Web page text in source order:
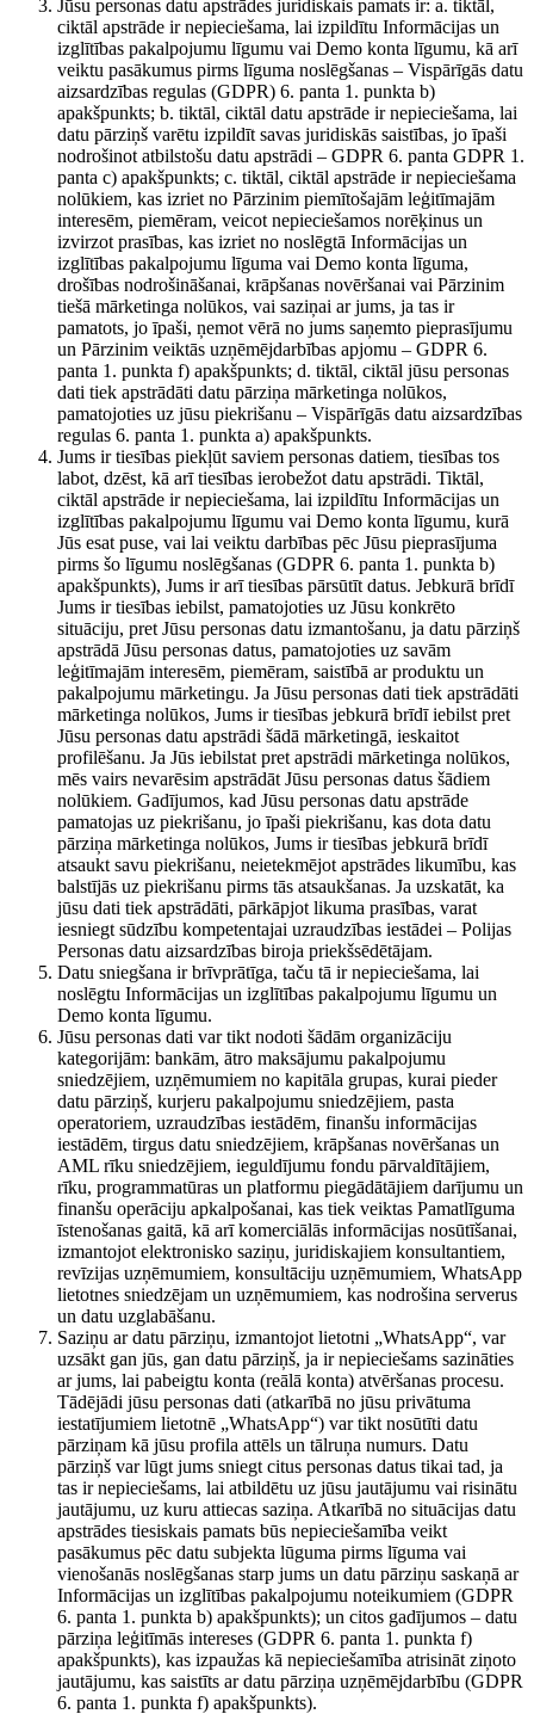
Jūsu personas datu apstrādes juridiskais pamats ir: a. tiktāl,
ciktāl apstrāde ir nepieciešama, lai izpildītu Informācijas un
izglītības pakalpojumu līgumu vai Demo konta līgumu, kā arī
veiktu pasākumus pirms līguma noslēgšanas – Vispārīgās datu
aizsardzības regulas (GDPR) 6. panta 1. punkta b)
apakšpunkts; b. tiktāl, ciktāl datu apstrāde ir nepieciešama, lai
datu pārziņš varētu izpildīt savas juridiskās saistības, jo īpaši
nodrošinot atbilstošu datu apstrādi – GDPR 6. panta GDPR 1.
panta c) apakšpunkts; c. tiktāl, ciktāl apstrāde ir nepieciešama
nolūkiem, kas izriet no Pārzinim piemītošajām leģitīmajām
interesēm, piemēram, veicot nepieciešamos norēķinus un
izvirzot prasības, kas izriet no noslēgtā Informācijas un
izglītības pakalpojumu līguma vai Demo konta līguma,
drošības nodrošināšanai, krāpšanas novēršanai vai Pārzinim
tiešā mārketinga nolūkos, vai saziņai ar jums, ja tas ir
pamatots, jo īpaši, ņemot vērā no jums saņemto pieprasījumu
un Pārzinim veiktās uzņēmējdarbības apjomu – GDPR 6.
panta 1. punkta f) apakšpunkts; d. tiktāl, ciktāl jūsu personas
dati tiek apstrādāti datu pārziņa mārketinga nolūkos,
pamatojoties uz jūsu piekrišanu – Vispārīgās datu aizsardzības
regulas 6. panta 1. punkta a) apakšpunkts.
Jums ir tiesības piekļūt saviem personas datiem, tiesības tos
labot, dzēst, kā arī tiesības ierobežot datu apstrādi. Tiktāl,
ciktāl apstrāde ir nepieciešama, lai izpildītu Informācijas un
izglītības pakalpojumu līgumu vai Demo konta līgumu, kurā
Jūs esat puse, vai lai veiktu darbības pēc Jūsu pieprasījuma
pirms šo līgumu noslēgšanas (GDPR 6. panta 1. punkta b)
apakšpunkts), Jums ir arī tiesības pārsūtīt datus. Jebkurā brīdī
Jums ir tiesības iebilst, pamatojoties uz Jūsu konkrēto
situāciju, pret Jūsu personas datu izmantošanu, ja datu pārziņš
apstrādā Jūsu personas datus, pamatojoties uz savām
leģitīmajām interesēm, piemēram, saistībā ar produktu un
pakalpojumu mārketingu. Ja Jūsu personas dati tiek apstrādāti
mārketinga nolūkos, Jums ir tiesības jebkurā brīdī iebilst pret
Jūsu personas datu apstrādi šādā mārketingā, ieskaitot
profilēšanu. Ja Jūs iebilstat pret apstrādi mārketinga nolūkos,
mēs vairs nevarēsim apstrādāt Jūsu personas datus šādiem
nolūkiem. Gadījumos, kad Jūsu personas datu apstrāde
pamatojas uz piekrišanu, jo īpaši piekrišanu, kas dota datu
pārziņa mārketinga nolūkos, Jums ir tiesības jebkurā brīdī
atsaukt savu piekrišanu, neietekmējot apstrādes likumību, kas
balstījās uz piekrišanu pirms tās atsaukšanas. Ja uzskatāt, ka
jūsu dati tiek apstrādāti, pārkāpjot likuma prasības, varat
iesniegt sūdzību kompetentajai uzraudzības iestādei – Polijas
Personas datu aizsardzības biroja priekšsēdētājam.
Datu sniegšana ir brīvprātīga, taču tā ir nepieciešama, lai
noslēgtu Informācijas un izglītības pakalpojumu līgumu un
Demo konta līgumu.
Jūsu personas dati var tikt nodoti šādām organizāciju
kategorijām: bankām, ātro maksājumu pakalpojumu
sniedzējiem, uzņēmumiem no kapitāla grupas, kurai pieder
datu pārziņš, kurjeru pakalpojumu sniedzējiem, pasta
operatoriem, uzraudzības iestādēm, finanšu informācijas
iestādēm, tirgus datu sniedzējiem, krāpšanas novēršanas un
AML rīku sniedzējiem, ieguldījumu fondu pārvaldītājiem,
rīku, programmatūras un platformu piegādātājiem darījumu un
finanšu operāciju apkalpošanai, kas tiek veiktas Pamatlīguma
īstenošanas gaitā, kā arī komerciālās informācijas nosūtīšanai,
izmantojot elektronisko saziņu, juridiskajiem konsultantiem,
revīzijas uzņēmumiem, konsultāciju uzņēmumiem, WhatsApp
lietotnes sniedzējam un uzņēmumiem, kas nodrošina serverus
un datu uzglabāšanu.
Saziņu ar datu pārziņu, izmantojot lietotni „WhatsApp“, var
uzsākt gan jūs, gan datu pārziņš, ja ir nepieciešams sazināties
ar jums, lai pabeigtu konta (reālā konta) atvēršanas procesu.
Tādējādi jūsu personas dati (atkarībā no jūsu privātuma
iestatījumiem lietotnē „WhatsApp“) var tikt nosūtīti datu
pārziņam kā jūsu profila attēls un tālruņa numurs. Datu
pārziņš var lūgt jums sniegt citus personas datus tikai tad, ja
tas ir nepieciešams, lai atbildētu uz jūsu jautājumu vai risinātu
jautājumu, uz kuru attiecas saziņa. Atkarībā no situācijas datu
apstrādes tiesiskais pamats būs nepieciešamība veikt
pasākumus pēc datu subjekta lūguma pirms līguma vai
vienošanās noslēgšanas starp jums un datu pārziņu saskaņā ar
Informācijas un izglītības pakalpojumu noteikumiem (GDPR
6. panta 1. punkta b) apakšpunkts); un citos gadījumos – datu
pārziņa leģitīmās intereses (GDPR 6. panta 1. punkta f)
apakšpunkts), kas izpaužas kā nepieciešamība atrisināt ziņoto
jautājumu, kas saistīts ar datu pārziņa uzņēmējdarbību (GDPR
6. panta 1. punkta f) apakšpunkts).